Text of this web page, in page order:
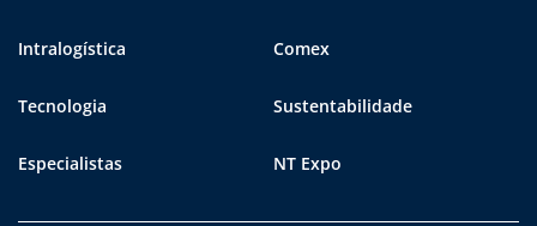
Intralogística Comex
Tecnologia Sustentabilidade
Especialistas NT Expo